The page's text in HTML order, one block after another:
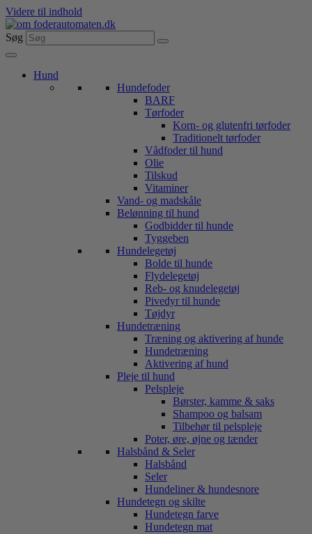
Videre til indhold
Søg
Hund
Hundefoder
BARF
Tørfoder
Korn- og glutenfri tørfoder
Traditionelt tørfoder
Vådfoder til hund
Olie
Tilskud
Vitaminer
Vand- og madskåle
Belønning til hund
Godbidder til hunde
Tyggeben
Hundelegetøj
Bolde til hunde
Flydelegetøj
Reb- og knudelegetøj
Pivedyr til hunde
Tøjdyr
Hundetræning
Træning og aktivering af hunde
Hundetræning
Aktivering af hund
Pleje til hund
Pelspleje
Børster, kamme & saks
Shampoo og balsam
Tilbehør til pelspleje
Poter, øre, øjne og tænder
Halsbånd & Seler
Halsbånd
Seler
Hundeliner & hundesnore
Hundetegn og skilte
Hundetegn farve
Hundetegn mat